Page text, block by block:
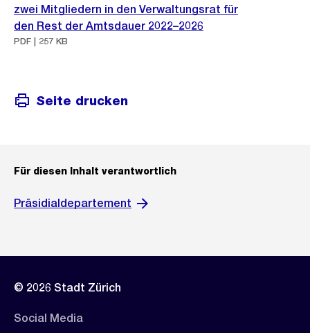
zwei Mitgliedern in den Verwaltungsrat für
den Rest der Amtsdauer 2022–2026
PDF | 257 KB
Seite drucken
Für diesen Inhalt verantwortlich
Präsidialdepartement
© 2026 Stadt Zürich
Social Media